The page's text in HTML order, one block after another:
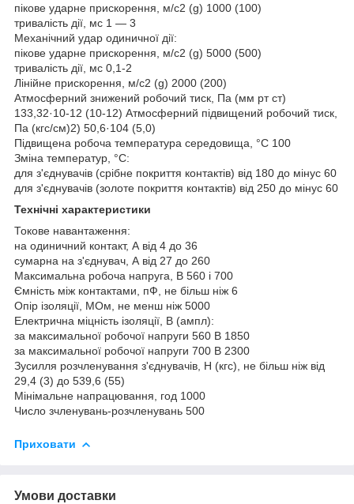
пікове ударне прискорення, м/с2 (g) 1000 (100)
тривалість дії, мс 1 — 3
Механічний удар одиничної дії:
пікове ударне прискорення, м/с2 (g) 5000 (500)
тривалість дії, мс 0,1-2
Лінійне прискорення, м/с2 (g) 2000 (200)
Атмосферний знижений робочий тиск, Па (мм рт ст)
133,32·10-12 (10-12) Атмосферний підвищений робочий тиск,
Па (кгс/см)2) 50,6·104 (5,0)
Підвищена робоча температура середовища, °С 100
Зміна температур, °C:
для з'єднувачів (срібне покриття контактів) від 180 до мінус 60
для з'єднувачів (золоте покриття контактів) від 250 до мінус 60
Технічні характеристики
Токове навантаження:
на одиничний контакт, А від 4 до 36
сумарна на з'єднувач, А від 27 до 260
Максимальна робоча напруга, В 560 і 700
Ємність між контактами, пФ, не більш ніж 6
Опір ізоляції, МОм, не менш ніж 5000
Електрична міцність ізоляції, В (ампл):
за максимальної робочої напруги 560 В 1850
за максимальної робочої напруги 700 В 2300
Зусилля розчленування з'єднувачів, Н (кгс), не більш ніж від
29,4 (3) до 539,6 (55)
Мінімальне напрацювання, год 1000
Число зчленувань-розчленувань 500
Приховати
Умови доставки